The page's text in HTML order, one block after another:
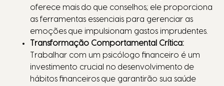
oferece mais do que conselhos; ele proporciona
as ferramentas essenciais para gerenciar as
emoções que impulsionam gastos imprudentes.
Transformação Comportamental Crítica:
Trabalhar com um psicólogo financeiro é um
investimento crucial no desenvolvimento de
hábitos financeiros que garantirão sua saúde